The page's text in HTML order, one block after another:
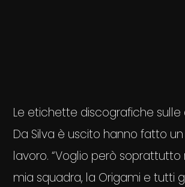
Le etichette discografiche sulle
Da Silva è uscito hanno fatto
lavoro. “Voglio però soprattutto
mia squadra, la Origami e tutti